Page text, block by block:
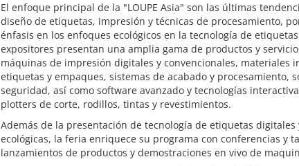
El enfoque principal de la "LOUPE Asia" son las últimas
diseño de etiquetas, impresión y técnicas de procesamiento,
énfasis en los enfoques ecológicos en la tecnología de
expositores presentan una amplia gama de productos y
máquinas de impresión digitales y convencionales, materiales
etiquetas y empaques, sistemas de acabado y procesamiento,
seguridad, así como software avanzado y tecnologías
plotters de corte, rodillos, tintas y revestimientos.
Además de la presentación de tecnología de etiquetas digitales
ecológicas, la feria enriquece su programa con conferencias y
lanzamientos de productos y demostraciones en vivo de